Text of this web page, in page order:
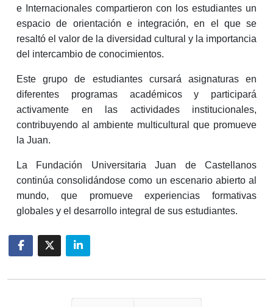
e Internacionales compartieron con los estudiantes un
espacio de orientación e integración, en el que se
resaltó el valor de la diversidad cultural y la importancia
del intercambio de conocimientos.
Este grupo de estudiantes cursará asignaturas en
diferentes programas académicos y participará
activamente en las actividades institucionales,
contribuyendo al ambiente multicultural que promueve
la Juan.
La Fundación Universitaria Juan de Castellanos
continúa consolidándose como un escenario abierto al
mundo, que promueve experiencias formativas
globales y el desarrollo integral de sus estudiantes.